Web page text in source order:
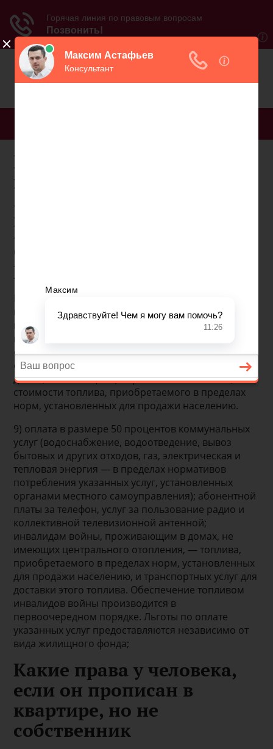
Если пенсионер прописан
но не собственник льготы
Пенсионер Прописан В
Квартире Но Не
Собственник Какие У
Него Льготы
предоставляется скидка не ниже 50 процентов с
квартирной платы (в домах государственного,
муниципального и общественного жилищного
фонда) и оплаты коммунальных услуг (независимо
от принадлежности жилищного фонда), а в жилых
домах, не имеющих центрального отопления, — со
стоимости топлива, приобретаемого в пределах
норм, установленных для продажи населению.
9) оплата в размере 50 процентов коммунальных
услуг (водоснабжение, водоотведение, вывоз
бытовых и других отходов, газ, электрическая и
тепловая энергия — в пределах нормативов
потребления указанных услуг, установленных
органами местного самоуправления); абонентной
платы за телефон, услуг за пользование радио и
коллективной телевизионной антенной;
инвалидам войны, проживающим в домах, не
имеющих центрального отопления, — топлива,
приобретаемого в пределах норм, установленных
для продажи населению, и транспортных услуг для
доставки этого топлива. Обеспечение топливом
инвалидов войны производится в
первоочередном порядке. Льготы по оплате
указанных услуг предоставляются независимо от
вида жилищного фонда;
Какие права у человека,
если он прописан в
квартире, но не
собственник